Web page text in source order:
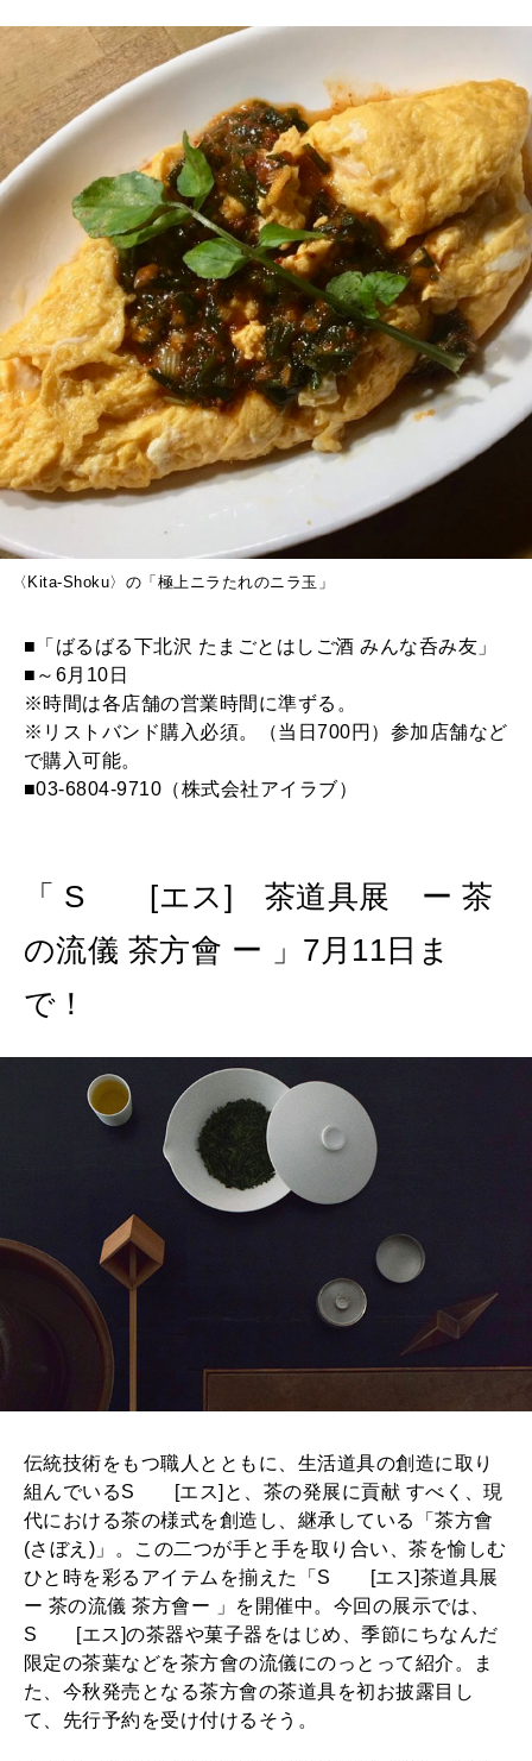
〈Kita-Shoku〉の「極上ニラたれのニラ玉」
■「ばるばる下北沢 たまごとはしご酒 みんな呑み友」
■～6月10日
※時間は各店舗の営業時間に準ずる。
※リストバンド購入必須。（当日700円）参加店舗など
で購入可能。
■03-6804-9710（株式会社アイラブ）
「 Sゝゝ[エス] 茶道具展 ー 茶
の流儀 茶方會 ー 」7月11日ま
で！
伝統技術をもつ職人とともに、生活道具の創造に取り
組んでいるSゝゝ[エス]と、茶の発展に貢献 すべく、現
代における茶の様式を創造し、継承している「茶方會
(さぼえ)」。この二つが手と手を取り合い、茶を愉しむ
ひと時を彩るアイテムを揃えた「Sゝゝ[エス]茶道具展
ー 茶の流儀 茶方會ー 」を開催中。今回の展示では、
Sゝゝ[エス]の茶器や菓子器をはじめ、季節にちなんだ
限定の茶葉などを茶方會の流儀にのっとって紹介。ま
た、今秋発売となる茶方會の茶道具を初お披露目し
て、先行予約を受け付けるそう。